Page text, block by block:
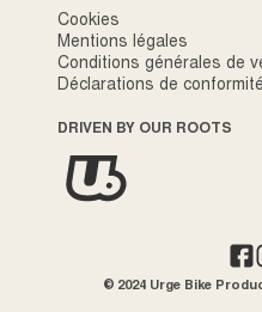
Cookies
Mentions légales
Conditions générales de
Déclarations de
DRIVEN BY OUR ROOTS
© 2024 Urge Bike